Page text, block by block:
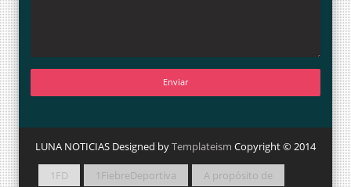
LUNA NOTICIAS Designed byTemplateism Copyright © 2014
1FD 1FiebreDeportiva
A propósito de